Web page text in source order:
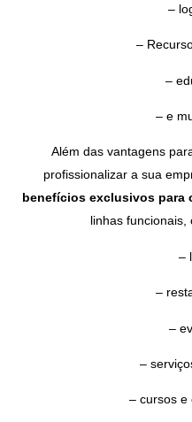
–
–
–
– e
Além das vantagens
profissionalizar a sua
benefícios exclusivos para
linhas funcionais,
–
–
–
–
– cursos e